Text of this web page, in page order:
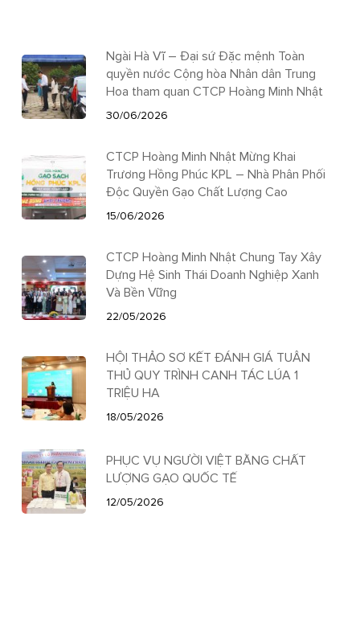
Ngài Hà Vĩ – Đại sứ Đặc mệnh Toàn
quyền nước Cộng hòa Nhân dân Trung
Hoa tham quan CTCP Hoàng Minh Nhật
30/06/2026
CTCP Hoàng Minh Nhật Mừng Khai
Trương Hồng Phúc KPL – Nhà Phân Phối
Độc Quyền Gạo Chất Lượng Cao
15/06/2026
CTCP Hoàng Minh Nhật Chung Tay Xây
Dựng Hệ Sinh Thái Doanh Nghiệp Xanh
Và Bền Vững
22/05/2026
HỘI THẢO SƠ KẾT ĐÁNH GIÁ TUÂN
THỦ QUY TRÌNH CANH TÁC LÚA 1
TRIỆU HA
18/05/2026
PHỤC VỤ NGƯỜI VIỆT BẰNG CHẤT
LƯỢNG GẠO QUỐC TẾ
12/05/2026